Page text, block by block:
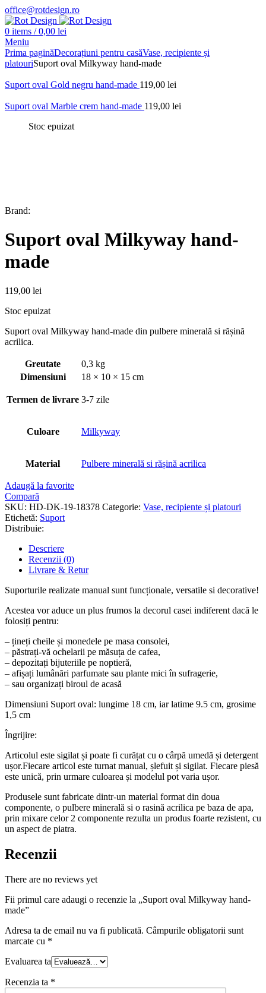
office@rotdesign.ro
0 items / 0,00 lei
Meniu
Prima paginăDecorațiuni pentru casăVase, recipiente și
platouriSuport oval Milkyway hand-made
Suport oval Gold negru hand-made 119,00 lei
Suport oval Marble crem hand-made 119,00 lei
Stoc epuizat
Brand:
Suport oval Milkyway hand-
made
119,00 lei
Stoc epuizat
Suport oval Milkyway hand-made din pulbere minerală si rășină
acrilica.
Greutate
0,3 kg
Dimensiuni
18 × 10 × 15 cm
Termen de livrare 3-7 zile
Culoare Milkyway
Material Pulbere minerală si rășină acrilica
Adaugă la favorite
Compară
SKU: HD-DK-19-18378 Categorie: Vase, recipiente și platouri
Etichetă: Suport
Distribuie:
Descriere
Recenzii (0)
Livrare & Retur
Suporturile realizate manual sunt funcționale, versatile si decorative!
Acestea vor aduce un plus frumos la decorul casei indiferent dacă le
folosiți pentru:
– țineți cheile și monedele pe masa consolei,
– păstrați-vă ochelarii pe măsuța de cafea,
– depozitați bijuteriile pe noptieră,
– afișați lumânări parfumate sau plante mici în sufragerie,
– sau organizați biroul de acasă
Dimensiuni Suport oval: lungime 18 cm, iar latime 9.5 cm, grosime
1,5 cm
Îngrijire:
Articolul este sigilat și poate fi curățat cu o cârpă umedă și detergent
ușor.Fiecare articol este turnat manual, șlefuit și sigilat. Fiecare piesă
este unică, prin urmare culoarea și modelul pot varia ușor.
Produsele sunt fabricate dintr-un material format din doua
componente, o pulbere minerală si o rasină acrilica pe baza de apa,
prin mixare celor 2 componente rezulta un produs foarte rezistent, cu
un aspect de piatra.
Recenzii
There are no reviews yet
Fii primul care adaugi o recenzie la „Suport oval Milkyway hand-
made”
Adresa ta de email nu va fi publicată. Câmpurile obligatorii sunt
marcate cu *
Evaluarea ta
Recenzia ta *